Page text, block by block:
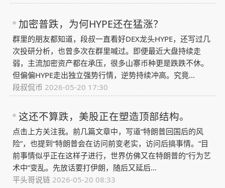
加密普跌，为何HYPE还在猛涨？
群里的朋友都知道，段叔一直看好DEX龙头HYPE，还写过几
次投研分析，也曾多次在群里喊过。即便最近大盘持续走
弱，主流加密资产都在承压，很多山寨币种更是跌跌不休。
但偏偏HYPE走出独立强势行情，逆势持续冲高。究竟...
段叔侃币 2026-05-20 17:30
这还不算跌，美股正在塑造顶部结构。
点击上方关注我。前几篇文章中，写道“特朗普回国后的风
险”，也提到“特朗普会在访问前变老实，访问后搞事情。”目
前事情似乎正在这样子进行，世界仿佛又在特朗普的“行为艺
术中”变乱。先放话要打伊朗，随后又延后...
平头哥说链 2026-05-20 08:33